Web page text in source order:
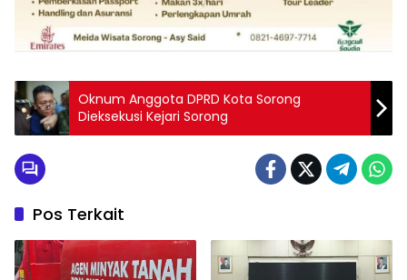
Oknum Anggota DPRD Kota Sorong
Dieksekusi Kejari Sorong
Pos Terkait